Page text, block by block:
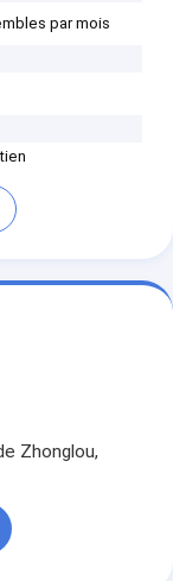
par mois
Zhonglou,